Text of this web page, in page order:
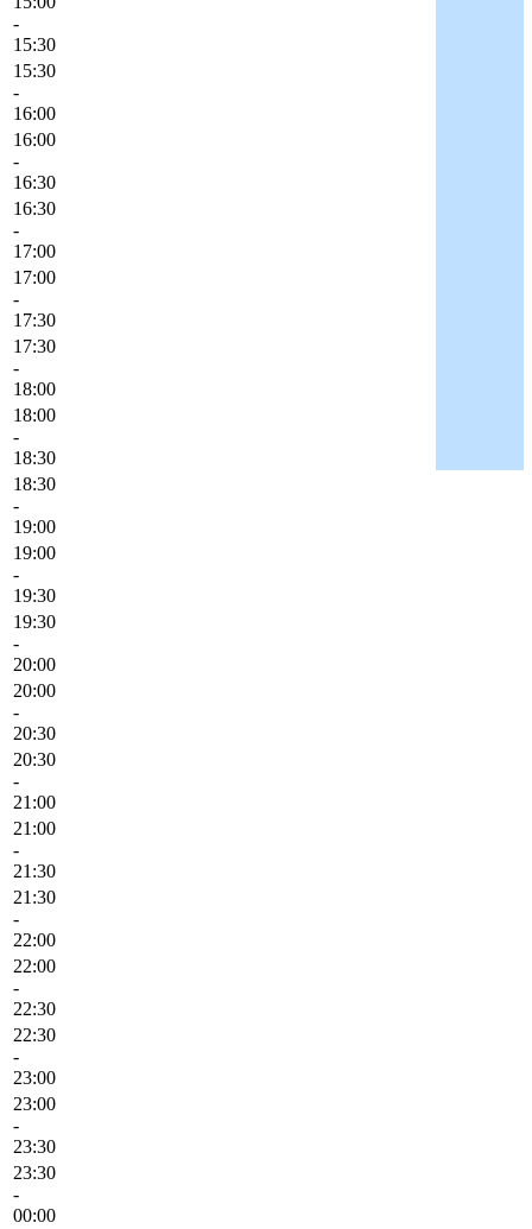
-
15:30
15:30
-
16:00
16:00
-
16:30
16:30
-
17:00
17:00
-
17:30
17:30
-
18:00
18:00
-
18:30
18:30
-
19:00
19:00
-
19:30
19:30
-
20:00
20:00
-
20:30
20:30
-
21:00
21:00
-
21:30
21:30
-
22:00
22:00
-
22:30
22:30
-
23:00
23:00
-
23:30
23:30
-
00:00